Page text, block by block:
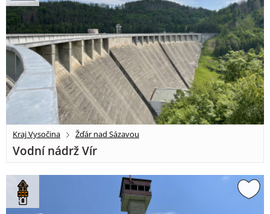
Kraj Vysočina Žďár nad Sázavou
Vodní nádrž Vír